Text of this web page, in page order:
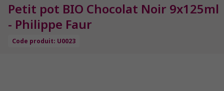
Petit pot BIO Chocolat Noir 9x125ml
- Philippe Faur
Code produit: U0023